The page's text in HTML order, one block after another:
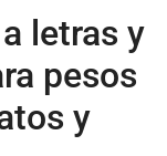
letras y
pesos
y